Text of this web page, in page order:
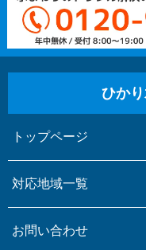
ひか
トップページ
対応地域一覧
お問い合わせ